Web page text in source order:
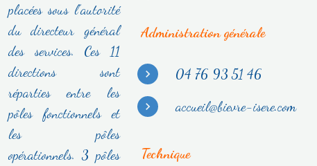
placées sous l’autorité
du directeur général
des services. Ces 11
directions sont
réparties entre les
pôles fonctionnels et
les pôles
opérationnels. 3 pôles
Administration générale
04 76 93 51 46
accueil@bievre-isere.com
Technique